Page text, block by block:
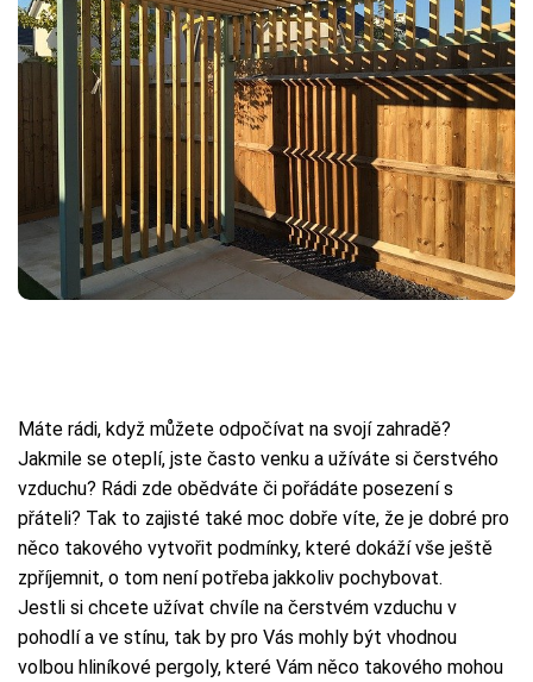
Máte rádi, když můžete odpočívat na svojí zahradě?
Jakmile se oteplí, jste často venku a užíváte si čerstvého
vzduchu? Rádi zde obědváte či pořádáte posezení s
přáteli? Tak to zajisté také moc dobře víte, že je dobré pro
něco takového vytvořit podmínky, které dokáží vše ještě
zpříjemnit, o tom není potřeba jakkoliv pochybovat.
Jestli si chcete užívat chvíle na čerstvém vzduchu v
pohodlí a ve stínu, tak by pro Vás mohly být vhodnou
volbou hliníkové pergoly, které Vám něco takového mohou